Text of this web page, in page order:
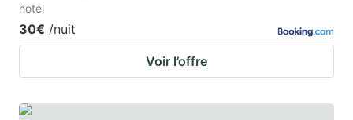
hotel
30€ /nuit
Voir l’offre